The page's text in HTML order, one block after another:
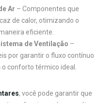
Ar – Componentes que
de calor, otimizando o
eficiente.
de Ventilação –
por garantir o fluxo contínuo
conforto térmico ideal.
, você pode garantir que